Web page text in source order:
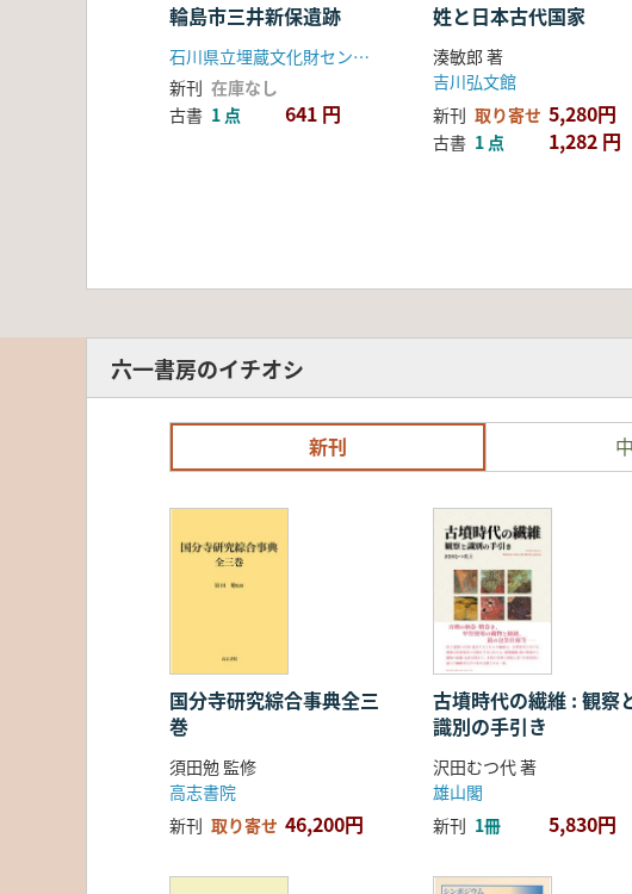
輪島市三井新保遺跡
石川県立埋蔵文化財センター
新刊 在庫なし
古書 1 点 641 円
姓と日本古代国家
湊敏郎 著
吉川弘文館
新刊 取り寄せ 5,280円
古書 1 点 1,282 円
六一書房のイチオシ
新刊
国分寺研究綜合事典全三
巻
須田勉 監修
高志書院
新刊 取り寄せ 46,200円
古墳時代の繊維 : 観察
識別の手引き
沢田むつ代 著
雄山閣
新刊 1冊 5,830円